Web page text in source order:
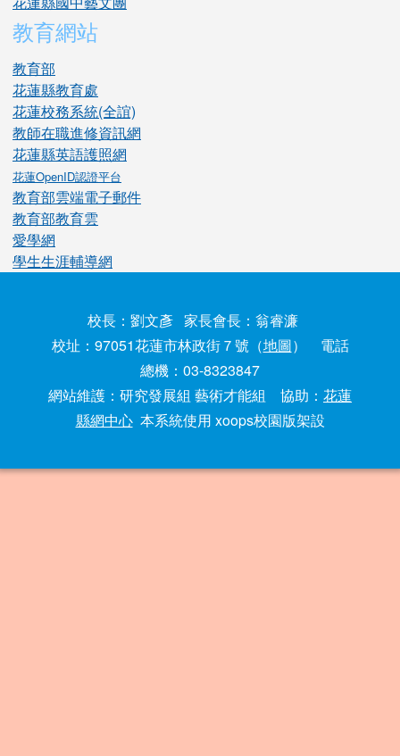
教育網站
教育部
花蓮縣教育處
花蓮校務系統(全誼)
教師在職進修資訊網
花蓮縣英語護照網
花蓮OpenID認證平台
教育部雲端電子郵件
教育部教育雲
愛學網
學生生涯輔導網
校長：劉文彥 家長會長：翁睿濂
校址：97051花蓮市林政街７號（地圖） 電話
總機：03-8323847
網站維護：研究發展組 藝術才能組 協助： 花蓮
縣網中心本系統使用 xoops校園版架設